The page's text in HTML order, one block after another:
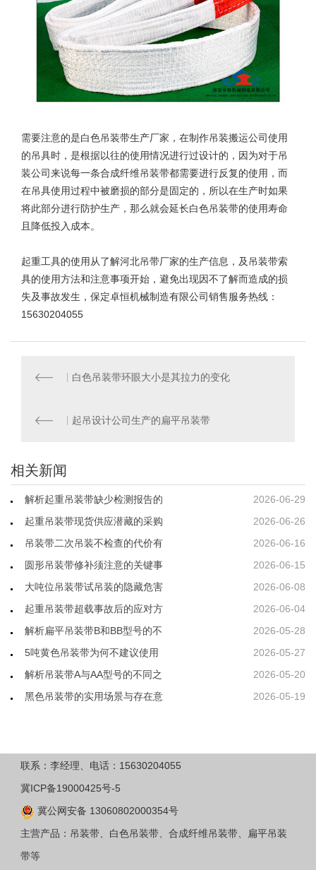
需要注意的是白色吊装带生产厂家，在制作吊装搬运公司使用
的吊具时，是根据以往的使用情况进行过设计的，因为对于吊
装公司来说每一条合成纤维吊装带都需要进行反复的使用，而
在吊具使用过程中被磨损的部分是固定的，所以在生产时如果
将此部分进行防护生产，那么就会延长白色吊装带的使用寿命
且降低投入成本。
起重工具的使用从了解河北吊带厂家的生产信息，及吊装带索
具的使用方法和注意事项开始，避免出现因不了解而造成的损
失及事故发生，保定卓恒机械制造有限公司销售服务热线：
15630204055
白色吊装带环眼大小是其拉力的变化
起吊设计公司生产的扁平吊装带
相关新闻
2026-06-29
解析起重吊装带缺少检测报告的
2026-06-26
起重吊装带现货供应潜藏的采购
2026-06-16
吊装带二次吊装不检查的代价有
2026-06-15
圆形吊装带修补须注意的关键事
2026-06-08
大吨位吊装带试吊装的隐藏危害
2026-06-04
起重吊装带超载事故后的应对方
2026-05-28
解析扁平吊装带B和BB型号的不
2026-05-27
5吨黄色吊装带为何不建议使用
2026-05-20
解析吊装带A与AA型号的不同之
2026-05-19
黑色吊装带的实用场景与存在意
联系：李经理、电话：15630204055
冀ICP备19000425号-5
冀公网安备 13060802000354号
主营产品：吊装带、白色吊装带、合成纤维吊装带、扁平吊装
带等